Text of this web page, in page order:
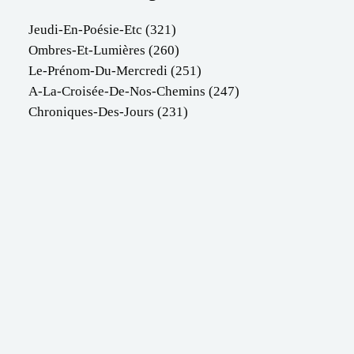
Jeudi-En-Poésie-Etc (321)
Ombres-Et-Lumières (260)
Le-Prénom-Du-Mercredi (251)
A-La-Croisée-De-Nos-Chemins (247)
Chroniques-Des-Jours (231)